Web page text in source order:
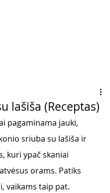
lašiša (Receptas)
pagaminama jauki,
sriuba su lašiša ir
kuri ypač skaniai
orams. Patiks
vaikams taip pat.